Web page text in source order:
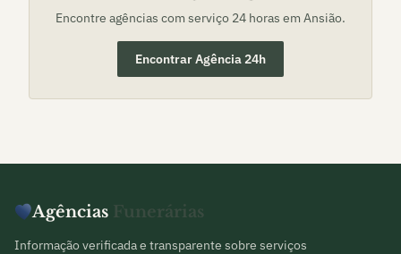
Encontre agências com serviço 24 horas em Ansião.
Encontrar Agência 24h
Agências Funerárias
Informação verificada e transparente sobre serviços